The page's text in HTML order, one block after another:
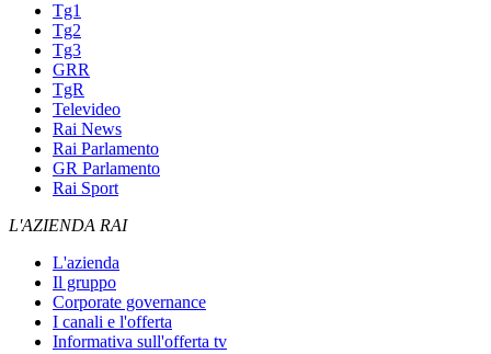
Tg1
Tg2
Tg3
GRR
TgR
Televideo
Rai News
Rai Parlamento
GR Parlamento
Rai Sport
L'AZIENDA RAI
L'azienda
Il gruppo
Corporate governance
I canali e l'offerta
Informativa sull'offerta tv